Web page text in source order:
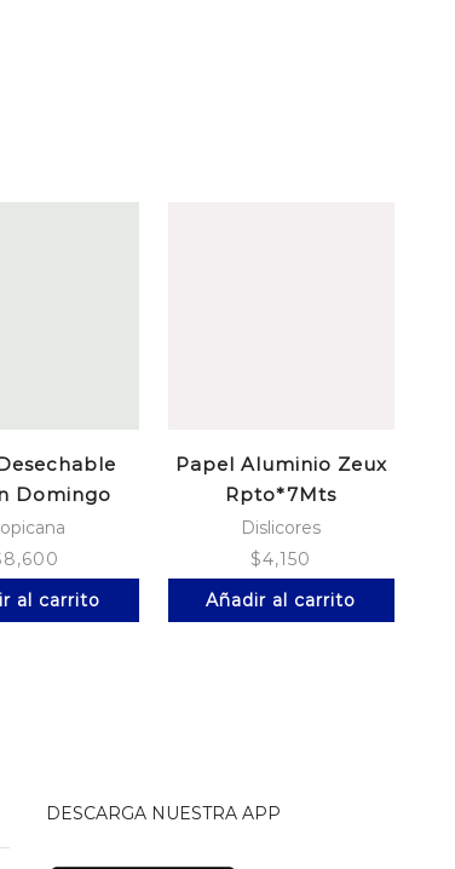
Domingo
8,600
al carrito
Papel Aluminio Zeux
Rpto*7Mts
Dislicores
$4,150
Añadir al carrito
DESCARGA NUESTRA APP